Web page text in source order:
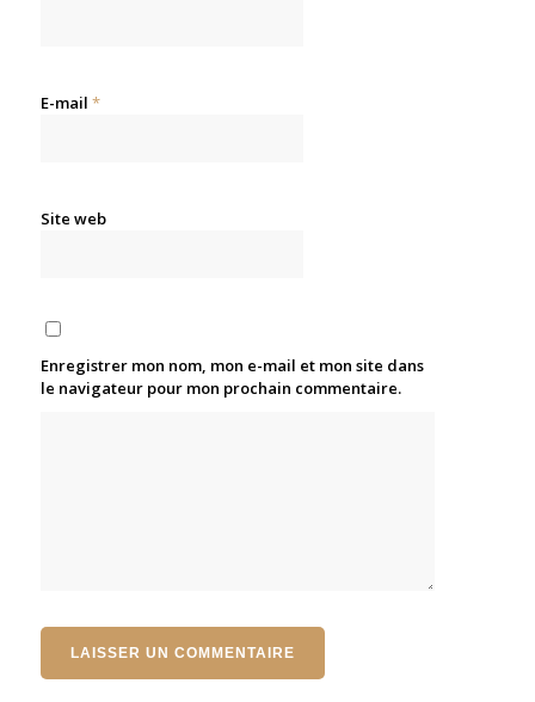
E-mail *
Site web
Enregistrer mon nom, mon e-mail et mon site dans
le navigateur pour mon prochain commentaire.